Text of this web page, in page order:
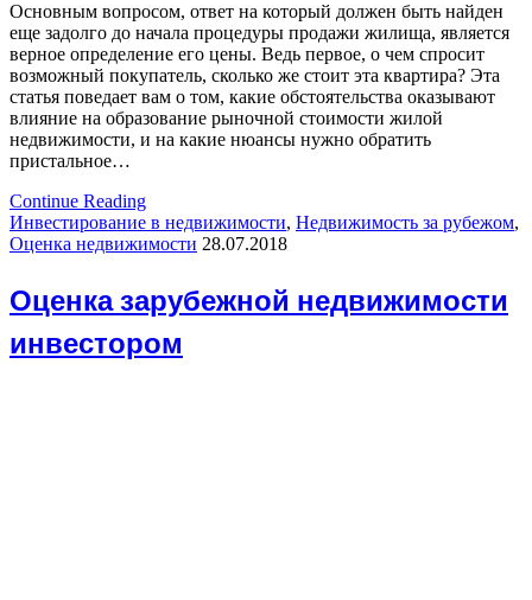
Основным вопросом, ответ на который должен быть найден
еще задолго до начала процедуры продажи жилища, является
верное определение его цены. Ведь первое, о чем спросит
возможный покупатель, сколько же стоит эта квартира? Эта
статья поведает вам о том, какие обстоятельства оказывают
влияние на образование рыночной стоимости жилой
недвижимости, и на какие нюансы нужно обратить
пристальное…
Continue Reading
Инвестирование в недвижимости, Недвижимость за рубежом,
Оценка недвижимости 28.07.2018
Оценка зарубежной недвижимости
инвестором